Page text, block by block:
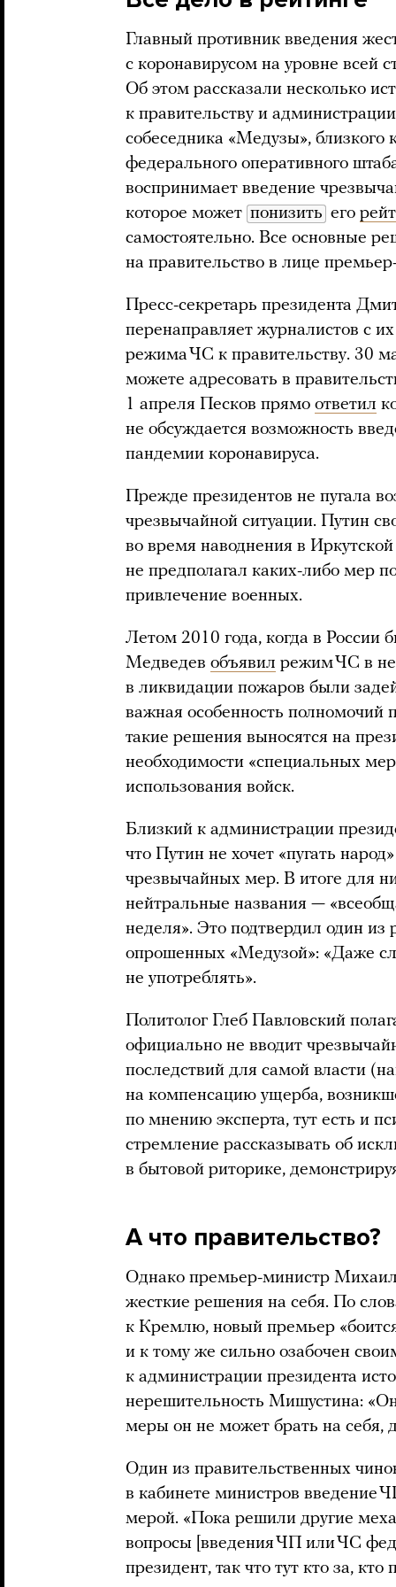
Главный противник введения
с коронавирусом на уровне
Об этом рассказали несколько
к правительству и
собеседника «Медузы»,
федерального оперативного
воспринимает введение
которое может понизить его
самостоятельно. Все основные
на правительство в лице
Пресс-секретарь президента
перенаправляет журналистов с
режима ЧС к правительству. 30
можете адресовать в
1 апреля Песков прямо ответил
не обсуждается возможность
пандемии коронавируса.
Прежде президентов не пугала
чрезвычайной ситуации. Путин
во время наводнения в
не предполагал каких-либо мер
привлечение военных.
Летом 2010 года, когда в
Медведев объявил режим ЧС в
в ликвидации пожаров были
важная особенность полномочий
такие решения выносятся на
необходимости «специальных
использования войск.
Близкий к администрации
что Путин не хочет «пугать
чрезвычайных мер. В итоге для
нейтральные названия —
неделя». Это подтвердил один из
опрошенных «Медузой»: «Даже
не употреблять».
Политолог Глеб Павловский
официально не вводит
последствий для самой власти
на компенсацию ущерба,
по мнению эксперта, тут есть и
стремление рассказывать об
в бытовой риторике,
А что правительство?
Однако премьер-министр
жесткие решения на себя. По
к Кремлю, новый премьер
и к тому же сильно озабочен
к администрации президента
нерешительность Мишустина:
меры он не может брать на себя,
Один из правительственных
в кабинете министров введение
мерой. «Пока решили другие
вопросы [введения ЧП или ЧС
президент, так что тут кто за,